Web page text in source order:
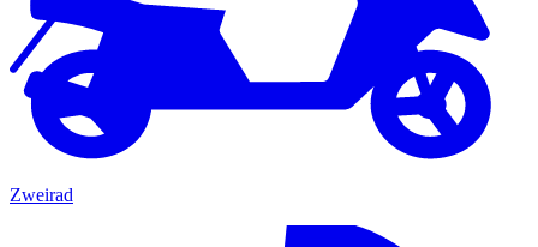
Zweirad